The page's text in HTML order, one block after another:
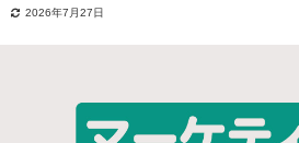
2026年7月27日